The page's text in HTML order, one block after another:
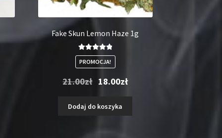
Fake Skun Lemon Haze 1g
Oceniono
5.00na 5
PROMOCJA!
21.00zł
Pierwotna
21.00zł.
18.00złAktualna
Dodaj do koszyka